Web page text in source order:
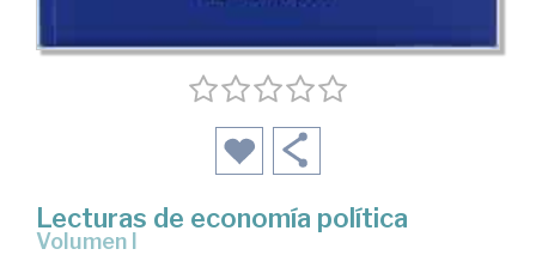
Lecturas de economía política
Volumen I